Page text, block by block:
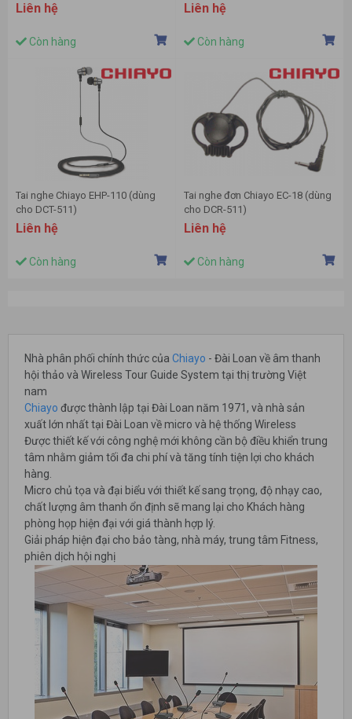
Liên hệ
Còn hàng
Liên hệ
Còn hàng
Tai nghe Chiayo EHP-110 (dùng
cho DCT-511)
Liên hệ
Còn hàng
Tai nghe đơn Chiayo EC-18 (dùng
cho DCR-511)
Liên hệ
Còn hàng
Nhà phân phối chính thức của Chiayo - Đài Loan về âm thanh
hội thảo và Wireless Tour Guide System tại thị trường Việt
nam
Chiayo được thành lập tại Đài Loan năm 1971, và nhà sản
xuất lớn nhất tại Đài Loan về micro và hệ thống Wireless
Được thiết kế với công nghệ mới không cần bộ điều khiển trung
tâm nhằm giảm tối đa chi phí và tăng tính tiện lợi cho khách
hàng.
Micro chủ tọa và đại biểu với thiết kế sang trọng, độ nhạy cao,
chất lượng âm thanh ổn định sẽ mang lại cho Khách hàng
phòng họp hiện đại với giá thành hợp lý.
Giải pháp hiện đại cho bảo tàng, nhà máy, trung tâm Fitness,
phiên dịch hội nghị